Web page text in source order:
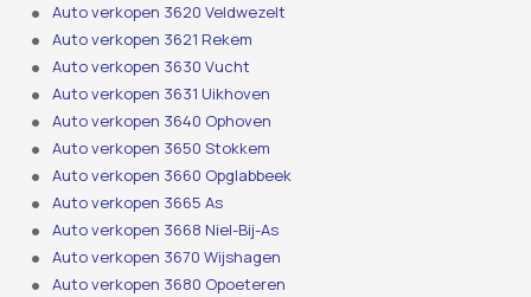
Auto verkopen 3620 Veldwezelt
Auto verkopen 3621 Rekem
Auto verkopen 3630 Vucht
Auto verkopen 3631 Uikhoven
Auto verkopen 3640 Ophoven
Auto verkopen 3650 Stokkem
Auto verkopen 3660 Opglabbeek
Auto verkopen 3665 As
Auto verkopen 3668 Niel-Bij-As
Auto verkopen 3670 Wijshagen
Auto verkopen 3680 Opoeteren